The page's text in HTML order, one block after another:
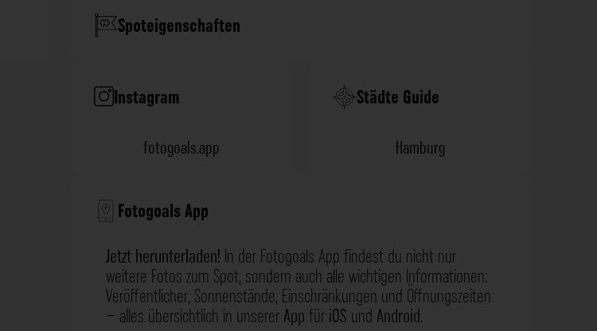
Spoteigenschaften
Instagram
fotogoals.app
Städte Guide
Hamburg
Fotogoals App
Jetzt herunterladen! In der Fotogoals App findest du nicht nur
weitere Fotos zum Spot, sondern auch alle wichtigen Informationen:
Veröffentlicher, Sonnenstände, Einschränkungen und Öffnungszeiten
– alles übersichtlich in unsererAppfüriOS undAndroid.